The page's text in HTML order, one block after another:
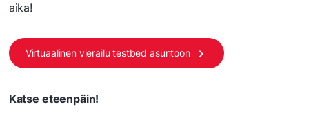
aika!
Virtuaalinen vierailu testbed asuntoon
Katse eteenpäin!